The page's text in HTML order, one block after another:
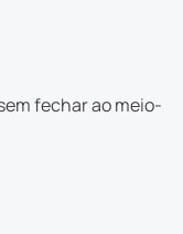
fechar ao meio-